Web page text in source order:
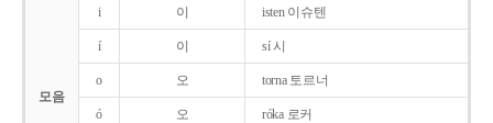
모음
i 이 isten 이슈텐
í 이 sí 시
o 오 torna 토르너
ó 오 róka 로커